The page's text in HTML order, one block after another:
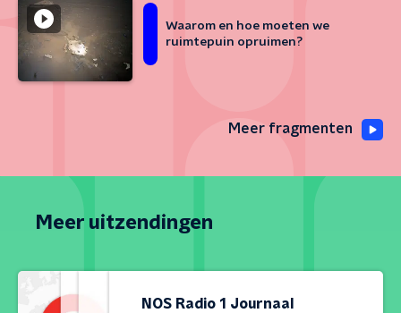
Waarom en hoe moeten we
ruimtepuin opruimen?
Meer fragmenten
Meer uitzendingen
NOS Radio 1 Journaal